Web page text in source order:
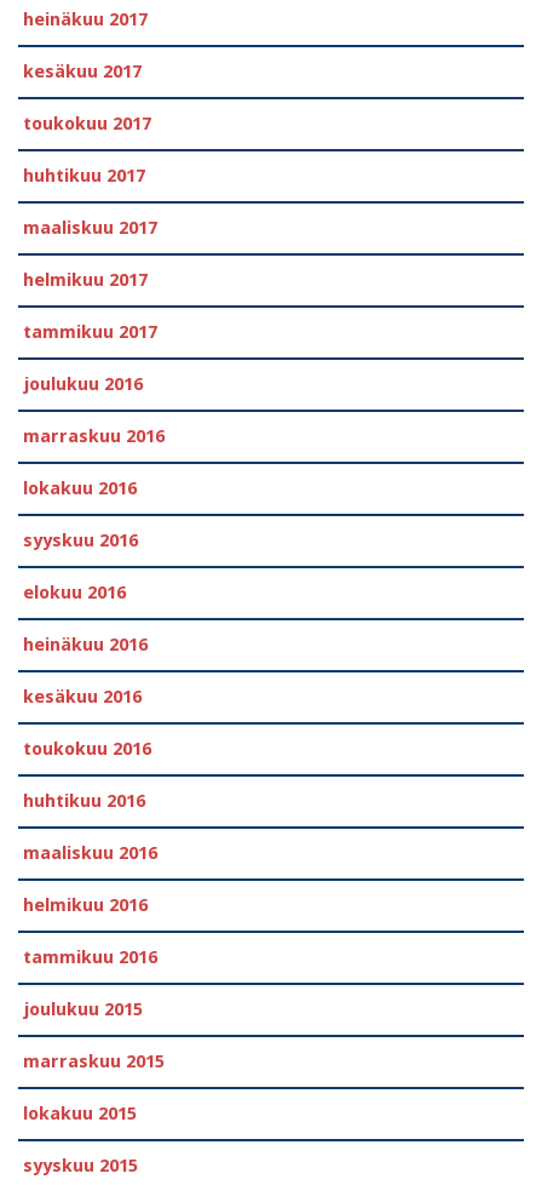
heinäkuu 2017
kesäkuu 2017
toukokuu 2017
huhtikuu 2017
maaliskuu 2017
helmikuu 2017
tammikuu 2017
joulukuu 2016
marraskuu 2016
lokakuu 2016
syyskuu 2016
elokuu 2016
heinäkuu 2016
kesäkuu 2016
toukokuu 2016
huhtikuu 2016
maaliskuu 2016
helmikuu 2016
tammikuu 2016
joulukuu 2015
marraskuu 2015
lokakuu 2015
syyskuu 2015